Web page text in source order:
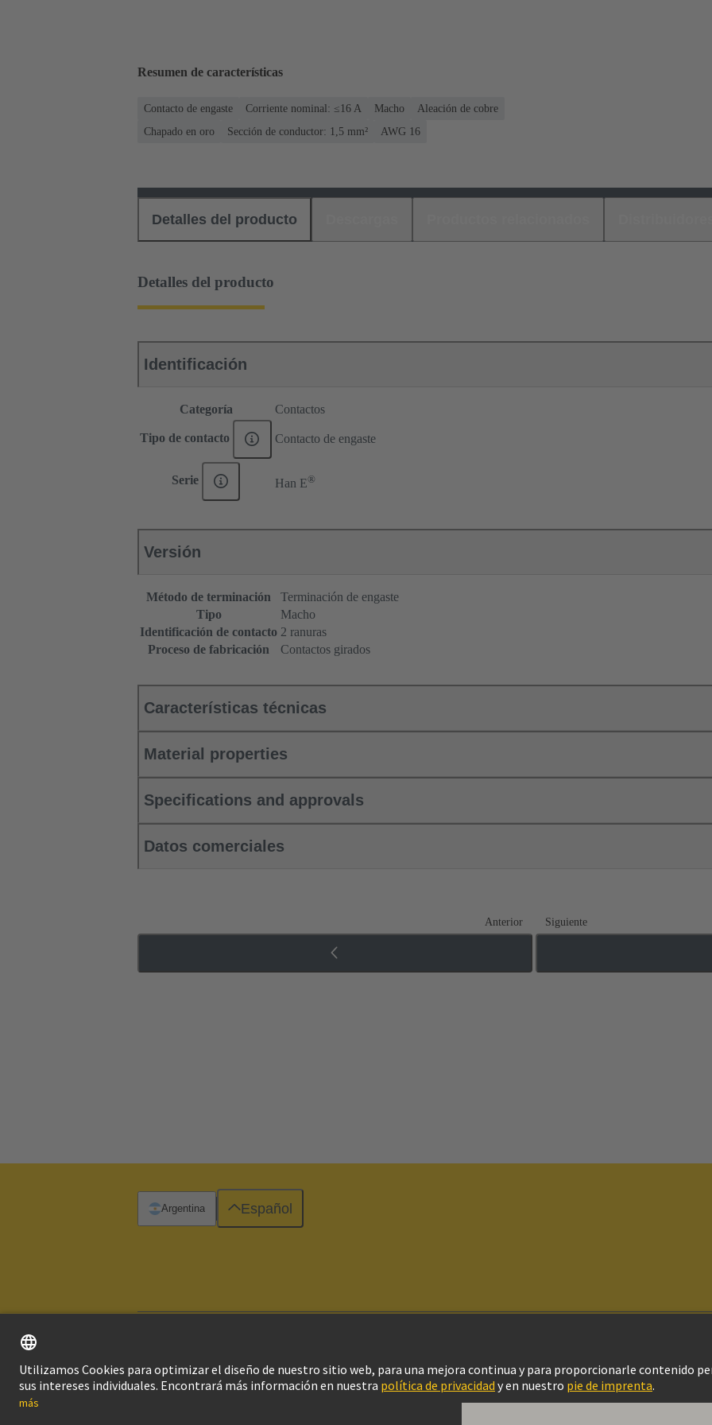
Resumen de características
Contacto de engaste Corriente nominal: ≤16 A Macho
Aleación de cobre
Chapado en oro
Sección de conductor: 1,5 mm² AWG 16
Detalles del producto
Detalles del producto
Identificación
Categoría Contactos
Tipo de contacto Contacto de engaste
Serie Han E®
Versión
Método de terminación
Terminación de engaste
Tipo
Macho
Identificación de contacto 2 ranuras
Proceso de fabricación
Contactos girados
Características técnicas
Material properties
Specifications and approvals
Datos comerciales
Anterior Siguiente
Argentina Español